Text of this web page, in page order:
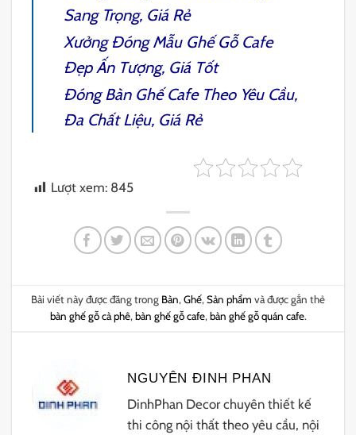
Sang Trọng, Giá Rẻ
Xưởng Đóng Mẫu Ghế Gỗ Cafe
Đẹp Ấn Tượng, Giá Tốt
ĐóngBàn Ghế CafeTheo Yêu Cầu,
Đa Chất Liệu, Giá Rẻ
Lượt xem: 845
Bài viết này được đăng trong Bàn, Ghế, Sản phẩm và được gắn thẻ
bàn ghế gỗ cà phê, bàn ghế gỗ cafe, bàn ghế gỗ quán cafe.
NGUYÊN ĐINH PHAN
DinhPhan Decor chuyên thiết kế
thi công nội thất theo yêu cầu, nội